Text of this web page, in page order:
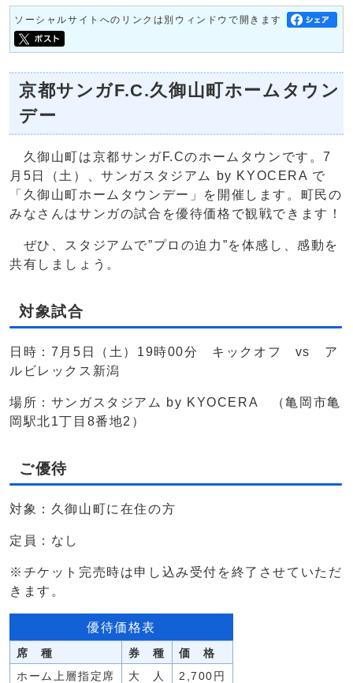
ソーシャルサイトへのリンクは別ウィンドウで開きます
京都サンガF.C.久御山町ホームタウン
デー
久御山町は京都サンガF.Cのホームタウンです。7
月5日（土）、サンガスタジアム by KYOCERA で
「久御山町ホームタウンデー」を開催します。町民の
みなさんはサンガの試合を優待価格で観戦できます！
ぜひ、スタジアムで”プロの迫力”を体感し、感動を
共有しましょう。
対象試合
日時：7月5日（土）19時00分 キックオフ vs ア
ルビレックス新潟
場所：サンガスタジアム by KYOCERA （亀岡市亀
岡駅北1丁目8番地2）
ご優待
対象：久御山町に在住の方
定員：なし
※チケット完売時は申し込み受付を終了させていただ
きます。
優待価格表
席 種 券 種
価 格
ホーム上層指定席
大 人
2,700円